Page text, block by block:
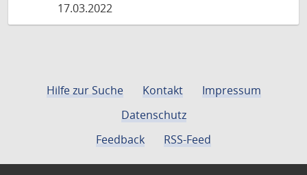
17.03.2022
Hilfe zur Suche Kontakt
Impressum
Datenschutz
Feedback
RSS-Feed